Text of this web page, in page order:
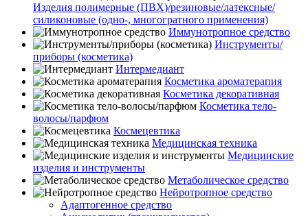
Изделия полимерные (ПВХ)/резиновые/латексные/
силиконовые (одно-, многогратного применения)
Иммунотропное средство
Инструменты/
приборы (косметика)
Интермедиант
Косметика ароматерапия
Косметика декоративная
Косметика тело-
волосы/парфюм
Космецевтика
Медицинская техника
Медицинские
изделия и инструменты
Метаболическое средство
Нейротропное средство
Адаптогенное средство